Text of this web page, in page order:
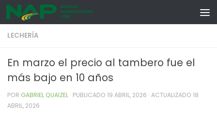
Skip to content
LECHERÍA
En marzo el precio al tambero fue el
más bajo en 10 años
POR GABRIEL QUAIZEL · PUBLICADO 19 ABRIL, 2026 · ACTUALIZADO 18
ABRIL, 2026